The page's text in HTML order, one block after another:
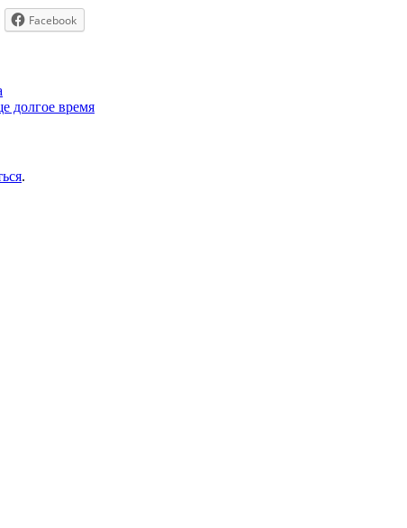
Facebook
долгое время
.